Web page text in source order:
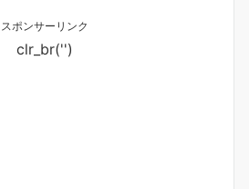
スポンサーリンク
clr_br('')